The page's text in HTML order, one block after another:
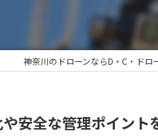
神奈川のドローンならD・C・ドロ
安全な管理ポイント